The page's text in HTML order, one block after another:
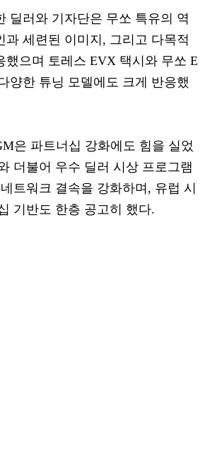
딜러와 기자단은 무쏘 특유의 역
과 세련된 이미지, 그리고 다목적
했으며 토레스 EVX 택시와 무쏘 E
양한 튜닝 모델에도 크게 반응했
은 파트너십 강화에도 힘을 실었
더불어 우수 딜러 시상 프로그램
트워크 결속을 강화하며, 유럽 시
기반도 한층 공고히 했다.